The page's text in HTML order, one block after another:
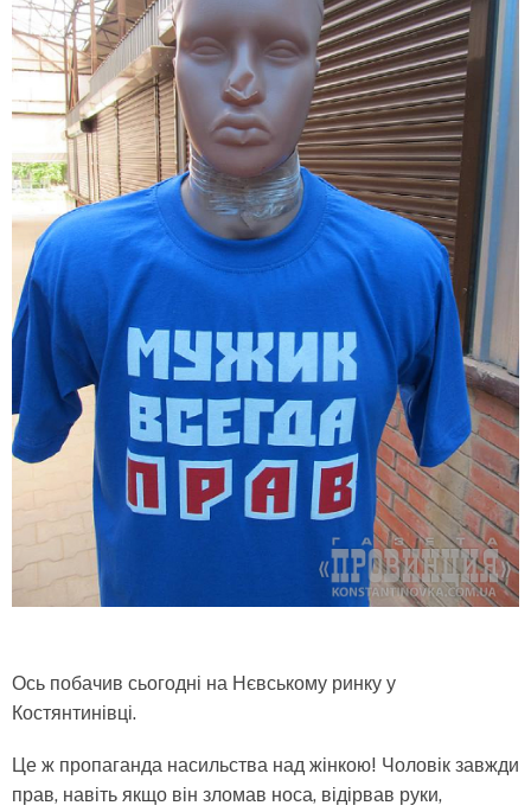
Ось побачив сьогодні на Нєвському ринку у
Костянтинівці.
Це ж пропаганда насильства над жінкою! Чоловік завжди
прав, навіть якщо він зломав носа, відірвав руки,